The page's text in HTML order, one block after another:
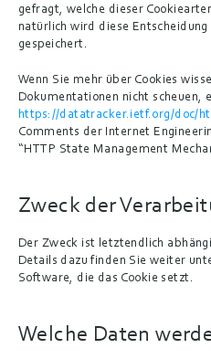
gefragt, welche dieser
natürlich wird diese Entscheidung
gespeichert.
Wenn Sie mehr über Cookies
https://datatracker.ietf.org/doc/
Comments der Internet
“HTTP State Management
Zweck der
Der Zweck ist letztendlich
Details dazu finden Sie weiter
Software, die das Cookie setzt.
Welche Daten